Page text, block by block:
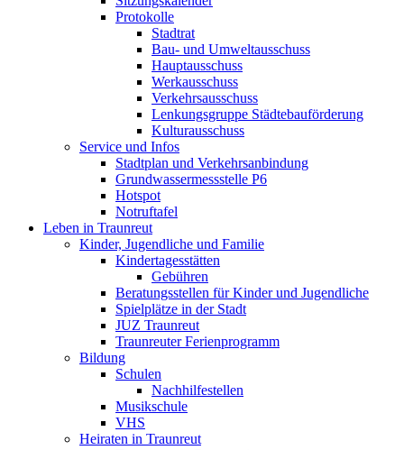
Protokolle
Stadtrat
Bau- und Umweltausschuss
Hauptausschuss
Werkausschuss
Verkehrsausschuss
Lenkungsgruppe Städtebauförderung
Kulturausschuss
Service und Infos
Stadtplan und Verkehrsanbindung
Grundwassermessstelle P6
Hotspot
Notruftafel
Leben in Traunreut
Kinder, Jugendliche und Familie
Kindertagesstätten
Gebühren
Beratungsstellen für Kinder und Jugendliche
Spielplätze in der Stadt
JUZ Traunreut
Traunreuter Ferienprogramm
Bildung
Schulen
Nachhilfestellen
Musikschule
VHS
Heiraten in Traunreut